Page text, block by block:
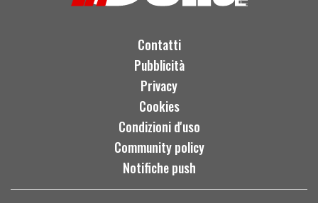
Contatti
Pubblicità
Privacy
Cookies
Condizioni d'uso
Community policy
Notifiche push